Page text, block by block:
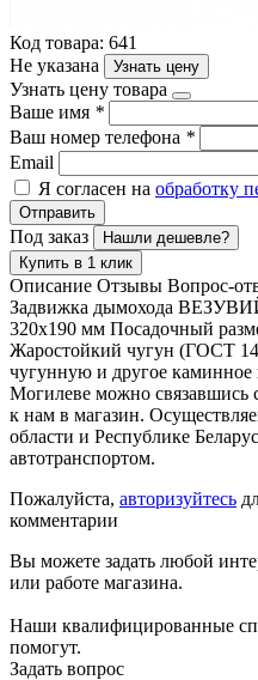
Код товара: 641
Не указана
Узнать цену
Узнать цену товара
Ваше имя *
Ваш номер телефона *
Email
Я согласен на обработку
Отправить
Под заказ
Нашли дешевле?
Купить в 1 клик
Описание Отзывы Вопрос-
Задвижка дымохода
320x190 мм Посадочный
Жаростойкий чугун (ГОСТ
чугунную и другое каминное
Могилеве можно связавшись
к нам в магазин.
области и Республике
автотранспортом.
Пожалуйста, авторизуйтесь
комментарии
Вы можете задать любой
или работе магазина.
Наши квалифицированные
помогут.
Задать вопрос